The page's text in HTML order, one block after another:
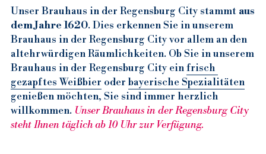
Essen in Regensburg Innenstadt
Gut Essen in Regensburg
Regensburg City Essen
Bratwürste in Regensburg
Hausgemachte Speisen Regensburg
Gasthof Regensburg
Gastronomie Gasthaus Regensburg
Regensburg Gastronomie
Gastronomie Regensburg Altstadt
Regensburg Gastronomie
Gaststätte Regensburg Altstadt
Gaststätte Regensburg City
Gaststätte Regensburg Innenstad
Gaststätte Regensburg Stadt
Gaststätte Bräuhaus Regensburg
Weißbier Regensburg
Beer Regensburg
Bier Regensburg
Beertasting Regensburg
Biergarten Regensburg
Bar Regensburg
Bar Regensburg
Tourismus Regensburg
Bayerisches Museum
Regensburg Germany Tourism
Regensburg Tourism
Regensburg Altstadt
Regensburg Altstadt
Unser Brauhaus in der Regensburg City stammt aus
dem Jahre 1620. Dies erkennen Sie in unserem
Brauhaus in der Regensburg City vor allem an den
altehrwürdigen Räumlichkeiten. Ob Sie in unserem
Brauhaus in der Regensburg City ein frisch
gezapftes Weißbier oder bayerische Spezialitäten
genießen möchten, Sie sind immer herzlich
willkommen. Unser Brauhaus in der Regensburg City
steht Ihnen täglich ab 10 Uhr zur Verfügung.